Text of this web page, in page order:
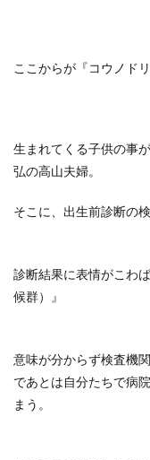
ここからが『コウノド
生まれてくる子供の事
弘の高山夫婦。
そこに、出生前診断の
診断結果に表情がこわ
候群）』
意味が分からず検査機
であとは自分たちで病
まう。